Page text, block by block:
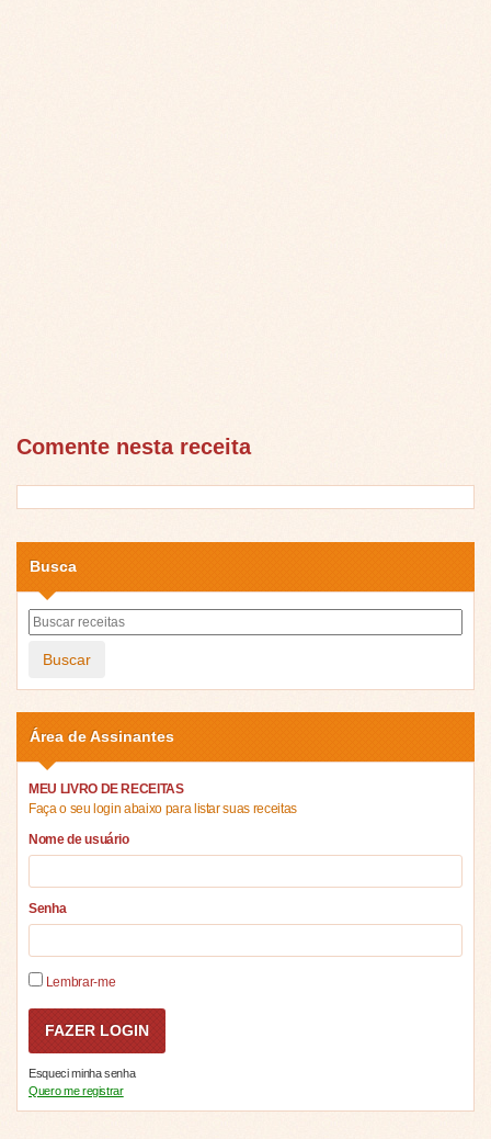
Comente nesta receita
Busca
Buscar
Área de Assinantes
MEU LIVRO DE RECEITAS
Faça o seu login abaixo para listar suas receitas
Nome de usuário
Senha
Lembrar-me
Esqueci minha senha
Quero me registrar